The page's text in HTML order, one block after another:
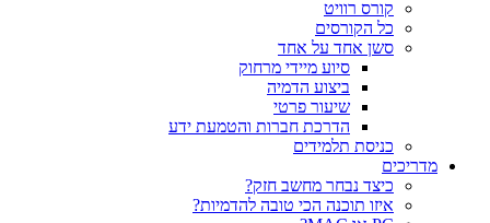
קורס רוויט
כל הקורסים
סשן אחד על אחד
סיוע מיידי מרחוק
ביצוע הדמיה
שיעור פרטי
הדרכת חברות והטמעת ידע
כניסת תלמידים
מדריכים
כיצד נבחר מחשב חזק?
איזו תוכנה הכי טובה להדמיות?‎‎